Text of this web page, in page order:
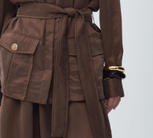
О
БРЕНДЕ